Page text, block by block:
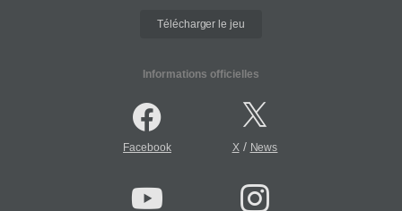
Télécharger le jeu
Informations officielles
Facebook X/ News